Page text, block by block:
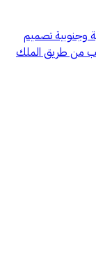
وجنوبية تصميم
من طريق الملك